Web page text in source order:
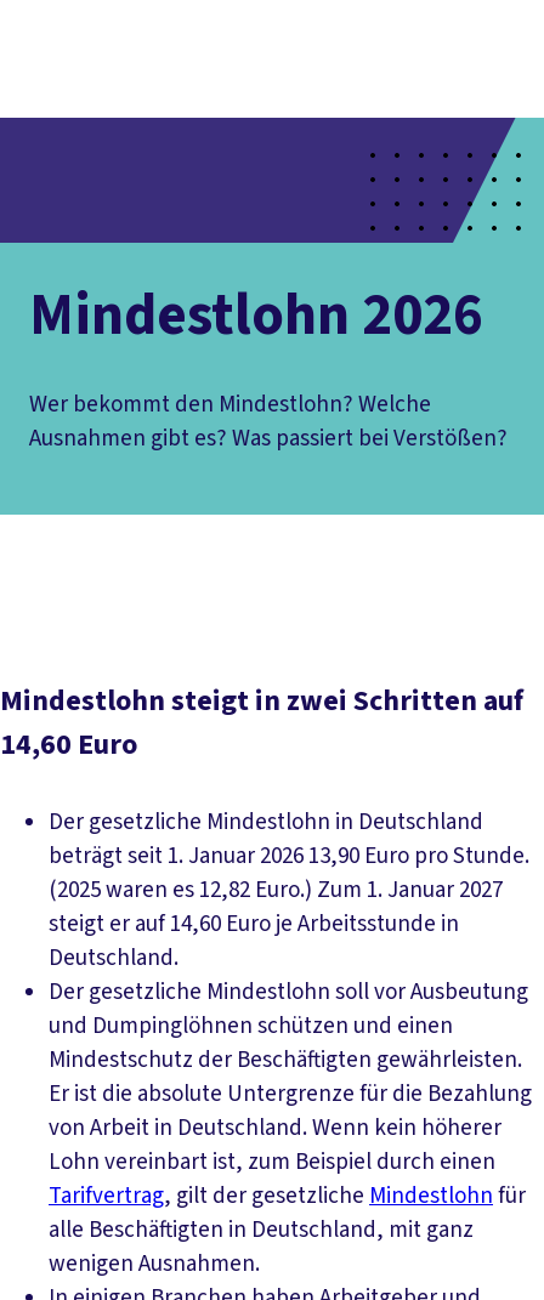
Politik
Mindestlohn 2026
Wer bekommt den Mindestlohn? Welche
Ausnahmen gibt es? Was passiert bei Verstößen?
Mindestlohn steigt in zwei Schritten auf
14,60 Euro
Der gesetzliche Mindestlohn in Deutschland
beträgt seit 1. Januar 2026 13,90 Euro pro Stunde.
(2025 waren es 12,82 Euro.) Zum 1. Januar 2027
steigt er auf 14,60 Euro je Arbeitsstunde in
Deutschland.
Der gesetzliche Mindestlohn soll vor Ausbeutung
und Dumpinglöhnen schützen und einen
Mindestschutz der Beschäftigten gewährleisten.
Er ist die absolute Untergrenze für die Bezahlung
von Arbeit in Deutschland. Wenn kein höherer
Lohn vereinbart ist, zum Beispiel durch einen
Tarifvertrag, gilt der gesetzlicheMindestlohnfür
alle Beschäftigten in Deutschland, mit ganz
wenigen Ausnahmen.